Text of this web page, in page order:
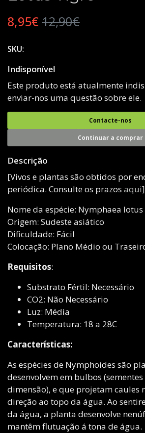
8,95€ 12,90€
SKU:
Indisponível
Este produto está atualmente
enviar-nos uma questão sobre ele.
Contacte-nos
Continuar a comprar
Descrição
[Vivos e plantas são obtidos por
periódica. Consulte os prazos aqui]
Nome da espécie: Nymphaea
Origem: Sudeste asiático
Dificuldade: Fácil
Colocação: Plano Médio ou
Requisitos:
Substrato Fértil: Necessário
CO2: Não Necessário
Luz: Média
Temperatura: 18 a 28C
Características:
As espécies de Nymphoides são
desenvolvem em bulbos
dimensão), e que projetam caules
direção ao topo da água. Ao
da água, a planta desenvolve
mantêm flutuação á tona de água.